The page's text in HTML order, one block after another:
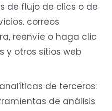
de flujo de clics o de
correos
reenvíe o haga clic
y otros sitios web
de terceros:
de análisis